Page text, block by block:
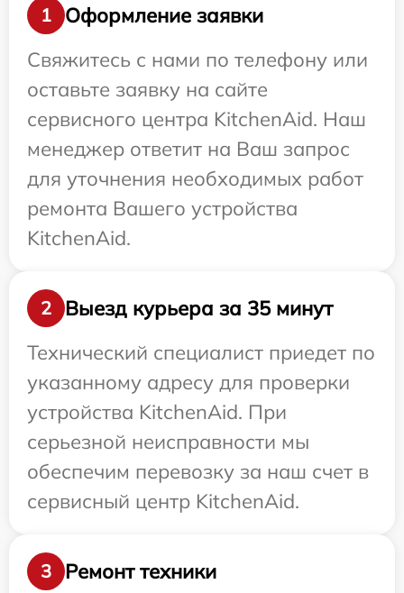
1
Оформление заявки
Свяжитесь с нами по телефону или
оставьте заявку на сайте
сервисного центра KitchenAid. Наш
менеджер ответит на Ваш запрос
для уточнения необходимых работ
ремонта Вашего устройства
KitchenAid.
2
Выезд курьера за 35 минут
Технический специалист приедет по
указанному адресу для проверки
устройства KitchenAid. При
серьезной неисправности мы
обеспечим перевозку за наш счет в
сервисный центр KitchenAid.
3 Ремонт техники